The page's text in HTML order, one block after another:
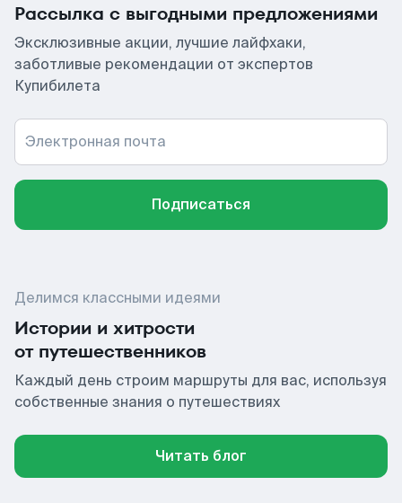
Рассылка с выгодными предложениями
Эксклюзивные акции, лучшие лайфхаки,
заботливые рекомендации от экспертов
Купибилета
Электронная почта
Подписаться
Делимся классными идеями
Истории и хитрости
от путешественников
Каждый день строим маршруты для вас, используя
собственные знания о путешествиях
Читать блог